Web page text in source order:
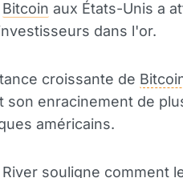
Bitcoin aux États-Unis a
dans l'or.
croissante de
son enracinement de
américains.
souligne comment